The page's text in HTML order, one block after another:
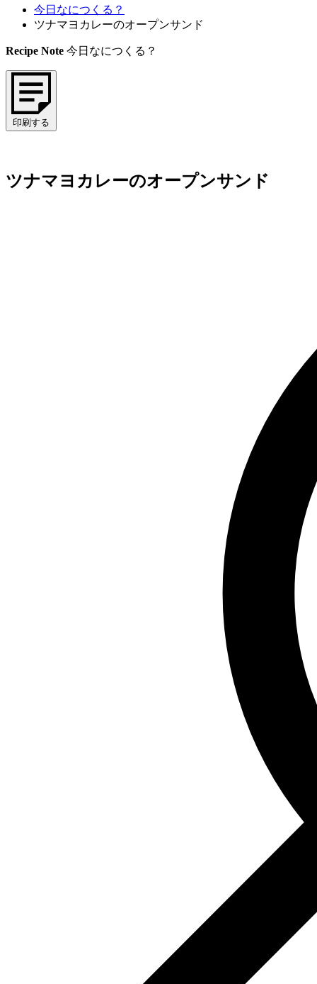
今日なにつくる？
ツナマヨカレーのオープンサンド
Recipe Note 今日なにつくる？
印刷する
ツナマヨカレーのオープンサンド